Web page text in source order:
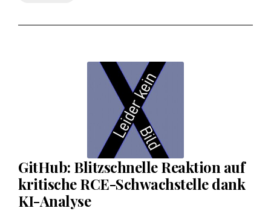
GitHub: Blitzschnelle Reaktion auf
kritische RCE-Schwachstelle dank
KI-Analyse